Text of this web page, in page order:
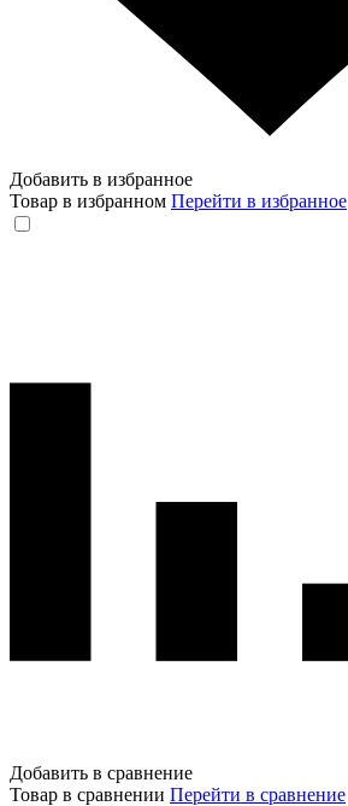
Добавить в избранное
Товар в избранном Перейти в избранное
Добавить в сравнение
Товар в сравнении Перейти в сравнение